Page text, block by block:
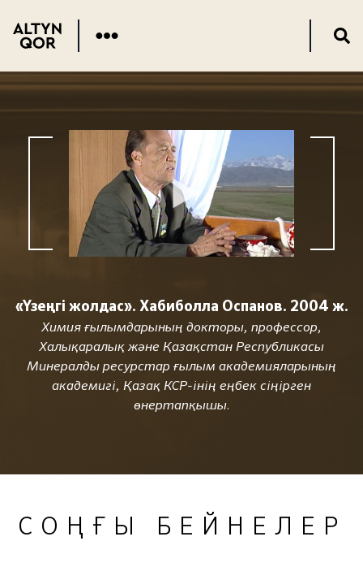
«Үзеңгі жолдас». Хабиболла Оспанов. 2004 ж.
Химия ғылымдарының докторы, профессор,
Халықаралық және Қазақстан Республикасы
Минералды ресурстар ғылым академияларының
академигі, Қазақ КСР-інің еңбек сіңірген
өнертапқышы.
СОҢҒЫ БЕЙНЕЛЕР